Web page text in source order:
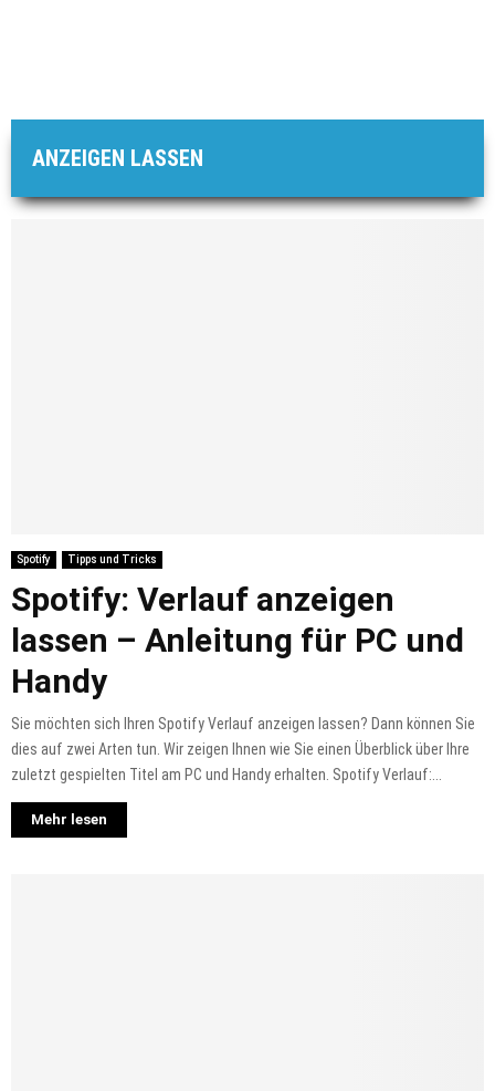
ANZEIGEN LASSEN
Spotify Tipps und Tricks
Spotify: Verlauf anzeigen
lassen – Anleitung für PC und
Handy
Sie möchten sich Ihren Spotify Verlauf anzeigen lassen? Dann können Sie
dies auf zwei Arten tun. Wir zeigen Ihnen wie Sie einen Überblick über Ihre
zuletzt gespielten Titel am PC und Handy erhalten. Spotify Verlauf:...
Mehr lesen